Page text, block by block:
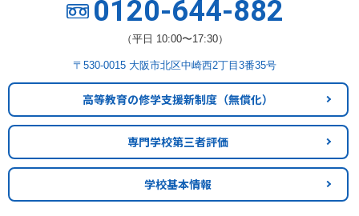
0120-644-882
（平日 10:00〜17:30）
〒530-0015 大阪市北区中崎西2丁目3番35号
高等教育の修学支援新制度 （無償化）
専門学校第三者評価
学校基本情報